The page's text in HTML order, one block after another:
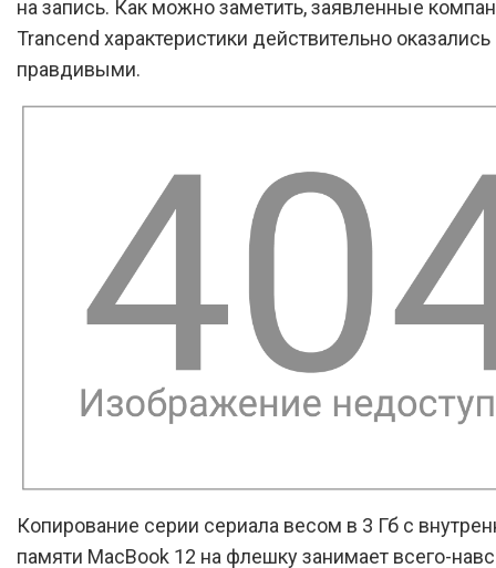
на запись. Как можно заметить, заявленные
Trancend характеристики действительно оказались
правдивыми.
Копирование серии сериала весом в 3 Гб с
памяти MacBook 12 на флешку занимает всего-